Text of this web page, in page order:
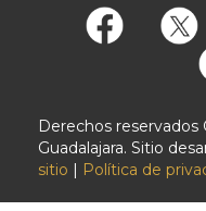
Derechos reservados
Guadalajara. Sitio
sitio | Política de